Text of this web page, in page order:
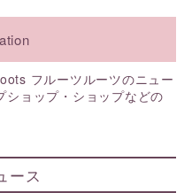
フルーツルーツのニュー
ショップ・ショップなどの
ース